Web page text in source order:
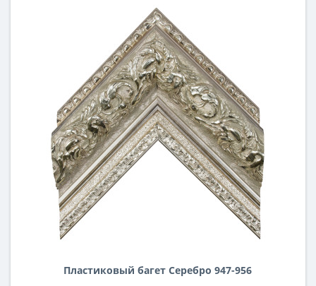
Пластиковый багет Серебро 947-956